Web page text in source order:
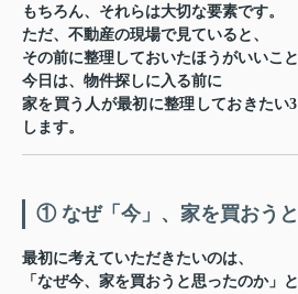
もちろん、それらは大切な要素です。
ただ、不動産の現場で見ていると、
その前に整理しておいたほうがいいこと
今日は、物件探しに入る前に
家を買う人が最初に整理しておきたい
します。
① なぜ「今」、家を買おう
最初に考えていただきたいのは、
「なぜ今、家を買おうと思ったのか」